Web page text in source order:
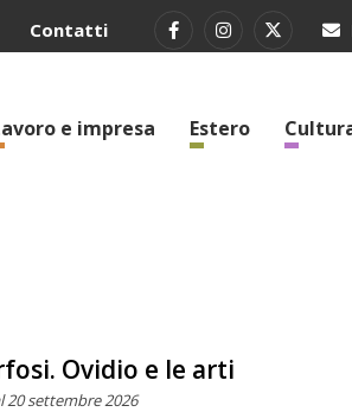
Contatti
e impresa Estero
Ovidio e le arti
20 settembre 2026